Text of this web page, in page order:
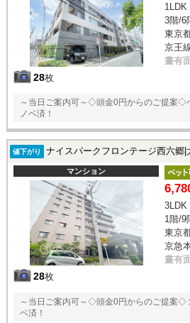
28枚
1LDK
3階/6
東京
京王
晝有
～当日ご案内可～◇頭金0円からのご提案
ノベ済！
値下がり ナイスパークフロンテージ西六郷|大
マンション
28枚
3LDK
1階/9
東京
京急
晝有
～当日ご案内可～◇頭金0円からのご提案◇
ベ済！